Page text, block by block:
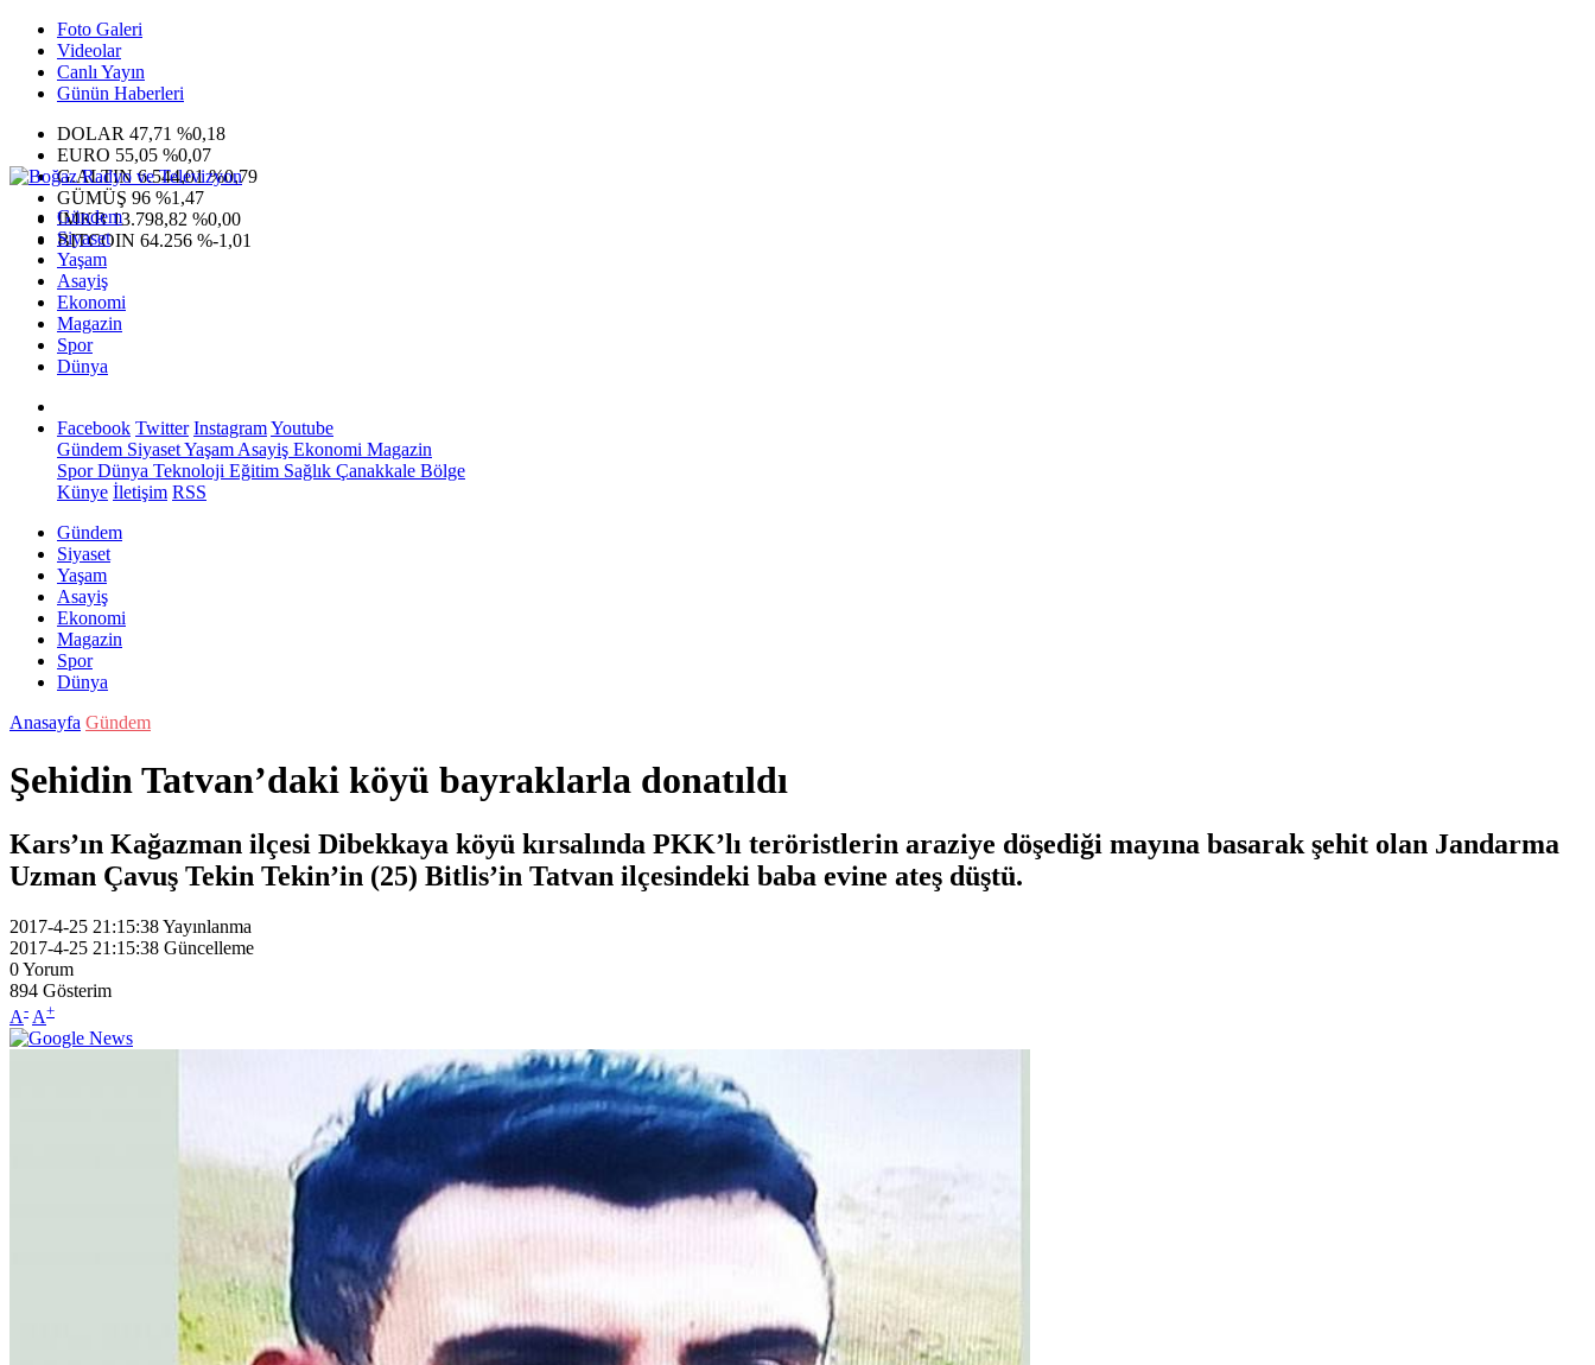
Foto Galeri
Videolar
Canlı Yayın
Günün Haberleri
DOLAR 47,71 %0,18
EURO 55,05 %0,07
G.ALTIN6.544,01 %0,79
GÜMÜŞ 96 %1,47
IMKB13.798,82 %0,00
BITCOIN 64.256 %-1,01
Gündem
Siyaset
Yaşam
Asayiş
Ekonomi
Magazin
Spor
Dünya
Facebook Twitter InstagramYoutube
Gündem SiyasetYaşam Asayiş Ekonomi Magazin
SporDünya Teknoloji Eğitim Sağlık Çanakkale Bölge
Künye İletişim RSS
Gündem
Siyaset
Yaşam
Asayiş
Ekonomi
Magazin
Spor
Dünya
Anasayfa Gündem
Şehidin Tatvan’daki köyü bayraklarla donatıldı
Kars’ın Kağazman ilçesi Dibekkaya köyü kırsalında PKK’lı teröristlerin araziye döşediği mayına basarak şehit olan Jandarma
Uzman Çavuş Tekin Tekin’in (25) Bitlis’in Tatvan ilçesindeki baba evine ateş düştü.
2017-4-25 21:15:38Yayınlanma
2017-4-25 21:15:38 Güncelleme
0Yorum
894 Gösterim
A- A+